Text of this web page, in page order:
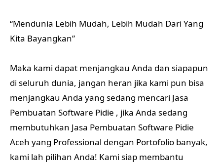
“Mendunia Lebih Mudah, Lebih Mudah Dari Yang
Kita Bayangkan”
Maka kami dapat menjangkau Anda dan siapapun
di seluruh dunia, jangan heran jika kami pun bisa
menjangkau Anda yang sedang mencari Jasa
Pembuatan Software Pidie , jika Anda sedang
membutuhkan Jasa Pembuatan Software Pidie
Aceh yang Professional dengan Portofolio banyak,
kami lah pilihan Anda! Kami siap membantu